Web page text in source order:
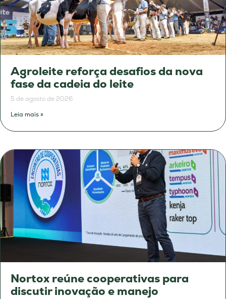
Agroleite reforça desafios da nova
fase da cadeia do leite
5 de agosto de 2026
Leia mais »
Nortox reúne cooperativas para
discutir inovação e manejo